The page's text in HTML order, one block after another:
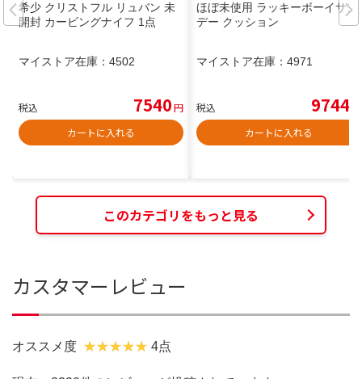
希少 クリストフル リュバン 未
開封 カービングナイフ 1点
マイストア在庫： 4502
税込 7540円
カートに入れる
ほぼ未使用 ラッキーボーイサン
デー クッション
マイストア在庫： 4971
税込 9744
カートに入れる
このカテゴリをもっと見る
カスタマーレビュー
オススメ度 4点